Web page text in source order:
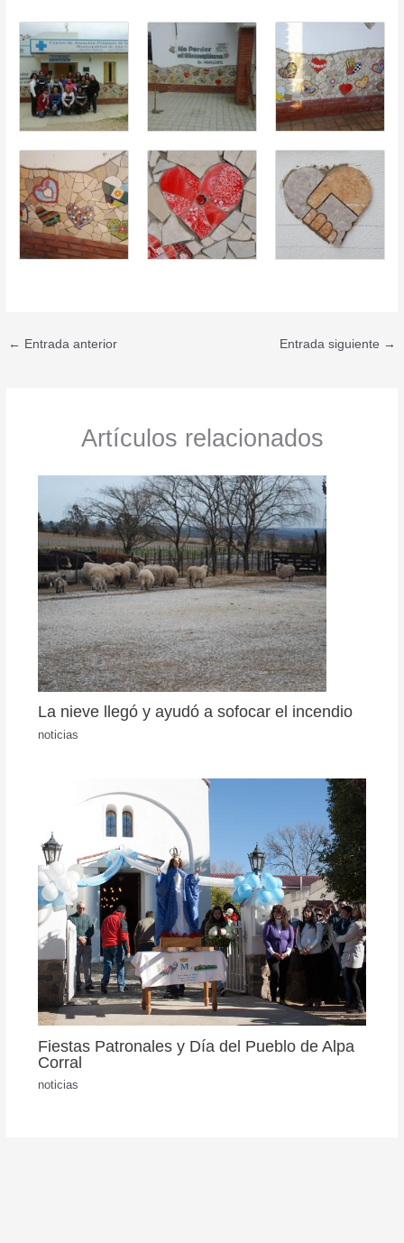
← Entrada anterior Entrada siguiente →
Artículos relacionados
La nieve llegó y ayudó a sofocar el incendio
noticias
Fiestas Patronales y Día del Pueblo de Alpa
Corral
noticias